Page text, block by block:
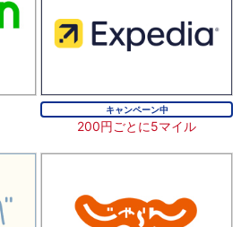
キャンペーン中
200円ごとに5マイル